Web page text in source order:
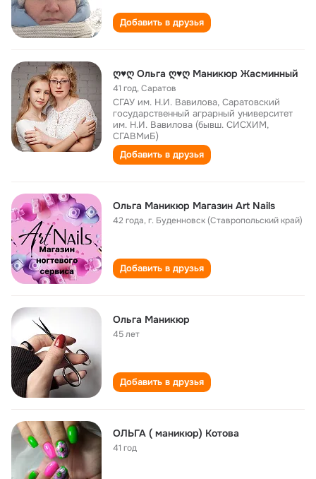
Добавить в друзья
ღ♥ღ Ольга ღ♥ღ Маникюр Жасминный
41 год,Саратов
СГАУ им. Н.И. Вавилова, Саратовский
государственный аграрный университет
им. Н.И. Вавилова (бывш. СИСХИМ,
СГАВМиБ)
Добавить в друзья
Ольга Маникюр Магазин Art Nails
42 года,г. Буденновск (Ставропольский край)
Добавить в друзья
Ольга Маникюр
45 лет
Добавить в друзья
ОЛЬГА ( маникюр) Котова
41 год